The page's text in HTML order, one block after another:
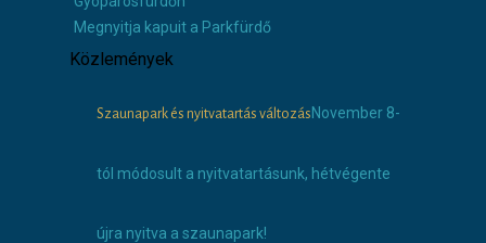
Megnyitja kapuit a Parkfürdő
Közlemények
Szaunapark és nyitvatartás változás November 8-
tól módosult a nyitvatartásunk, hétvégente
újra nyitva a szaunapark!